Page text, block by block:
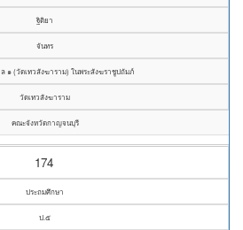
ฐิติยา
จันทร
ล ๑ (วัดเทวสังฆาราม) ในพระสังฆราชูปถัมภ์
วัดเทวสังฆาราม
คณะจังหวัดกาญจนบุรี
174
ประถมศึกษา
ป.๕